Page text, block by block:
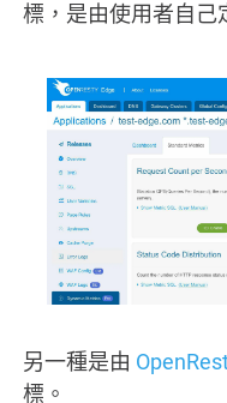
標，是由使用者自己
另一種是由
標。